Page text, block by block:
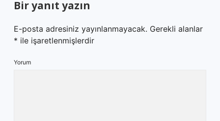
Bir yanıt yazın
E-posta adresiniz yayınlanmayacak. Gerekli alanlar
* ile işaretlenmişlerdir
Yorum